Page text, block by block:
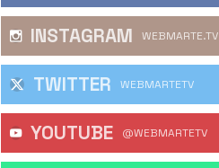
INSTAGRAM WEBMARTE.TV
TWITTER WEBMARTETV
YOUTUBE @WEBMARTETV